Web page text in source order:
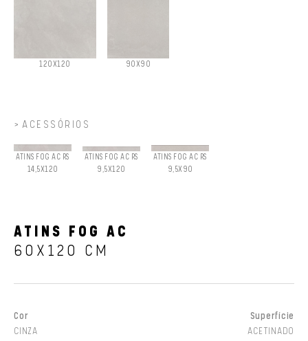
120X120 90X90
ACESSÓRIOS
ATINS FOG AC RS
14,5X120
ATINS FOG AC RS
9,5X120
ATINS FOG AC RS
9,5X90
ATINS FOG AC
60X120 CM
Cor
CINZA
Superfície
ACETINADO